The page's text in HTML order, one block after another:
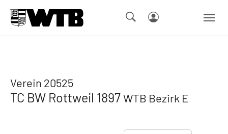
Verein 20525
TC BW Rottweil 1897WTB Bezirk E